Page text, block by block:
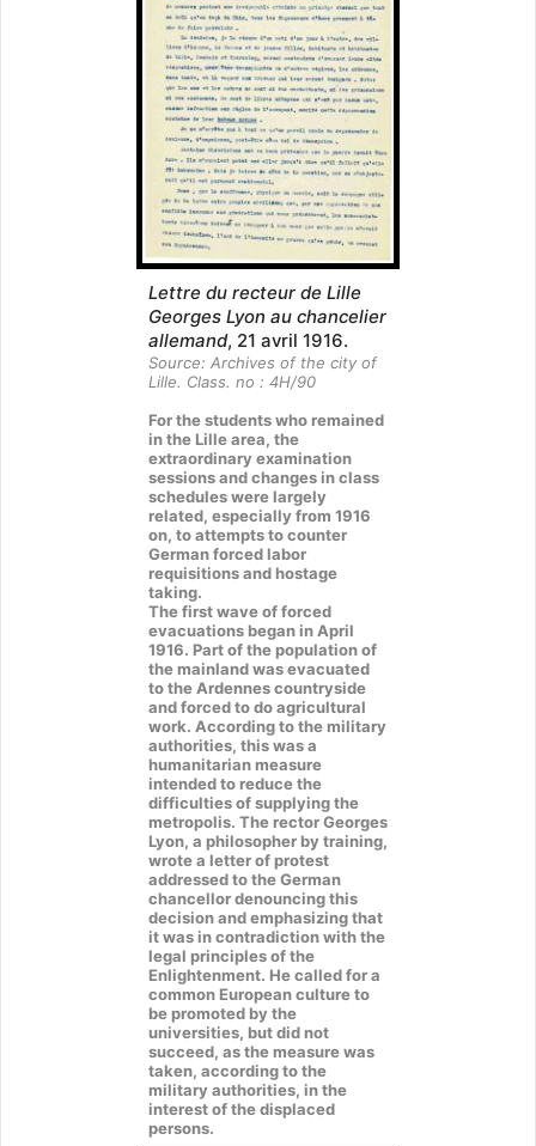
Lettre du recteur de Lille
Georges Lyon au chancelier
allemand, 21 avril 1916.
Source: Archives of the city of
Lille. Class. no : 4H/90
For the students who remained
in the Lille area, the
extraordinary examination
sessions and changes in class
schedules were largely
related, especially from 1916
on, to attempts to counter
German forced labor
requisitions and hostage
taking.
The first wave of forced
evacuations began in April
1916. Part of the population of
the mainland was evacuated
to the Ardennes countryside
and forced to do agricultural
work. According to the military
authorities, this was a
humanitarian measure
intended to reduce the
difficulties of supplying the
metropolis. The rector Georges
Lyon, a philosopher by training,
wrote a letter of protest
addressed to the German
chancellor denouncing this
decision and emphasizing that
it was in contradiction with the
legal principles of the
Enlightenment. He called for a
common European culture to
be promoted by the
universities, but did not
succeed, as the measure was
taken, according to the
military authorities, in the
interest of the displaced
persons.